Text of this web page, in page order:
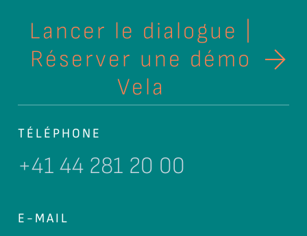
Lancer le dialogue |
Réserver une démo
Vela
TÉLÉPHONE
+41 44 281 20 00
E-MAIL